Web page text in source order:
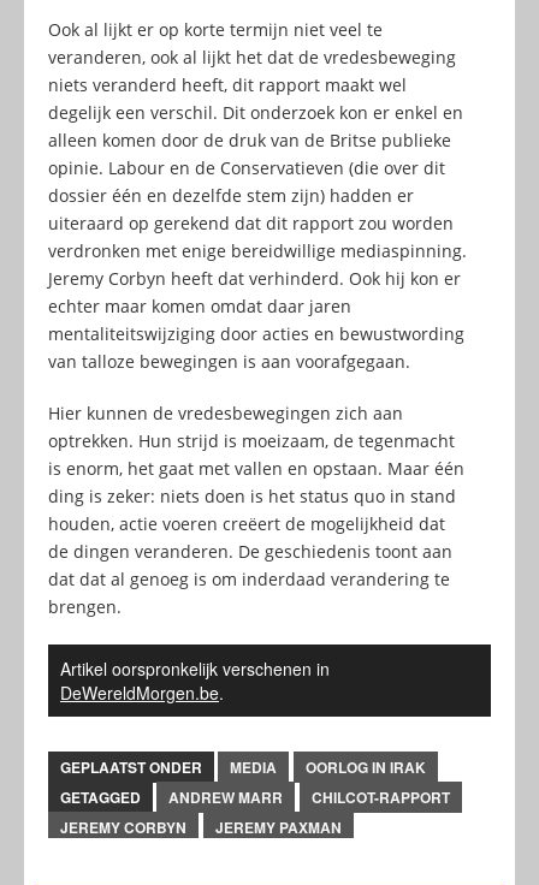
Ook al lijkt er op korte termijn niet veel te
veranderen, ook al lijkt het dat de vredesbeweging
niets veranderd heeft, dit rapport maakt wel
degelijk een verschil. Dit onderzoek kon er enkel en
alleen komen door de druk van de Britse publieke
opinie. Labour en de Conservatieven (die over dit
dossier één en dezelfde stem zijn) hadden er
uiteraard op gerekend dat dit rapport zou worden
verdronken met enige bereidwillige mediaspinning.
Jeremy Corbyn heeft dat verhinderd. Ook hij kon er
echter maar komen omdat daar jaren
mentaliteitswijziging door acties en bewustwording
van talloze bewegingen is aan voorafgegaan.
Hier kunnen de vredesbewegingen zich aan
optrekken. Hun strijd is moeizaam, de tegenmacht
is enorm, het gaat met vallen en opstaan. Maar één
ding is zeker: niets doen is het status quo in stand
houden, actie voeren creëert de mogelijkheid dat
de dingen veranderen. De geschiedenis toont aan
dat dat al genoeg is om inderdaad verandering te
brengen.
Artikel oorspronkelijk verschenen in
DeWereldMorgen.be.
GEPLAATST ONDER MEDIA
OORLOG IN IRAK
GETAGGED
ANDREW MARR
CHILCOT-RAPPORT
JEREMY CORBYN
JEREMY PAXMAN